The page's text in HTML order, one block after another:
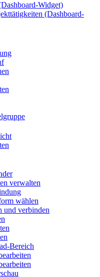
Widget)
(Dashboard-
verwalten
wählen
und verbinden
Bereich